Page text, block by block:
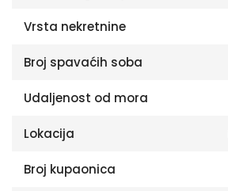
Vrsta nekretnine
Broj spavaćih soba
Udaljenost od mora
Lokacija
Broj kupaonica